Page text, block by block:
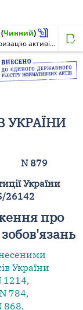
(Чинний)
Про затвердження Положення про інвентаризацію активів та зобов'язань